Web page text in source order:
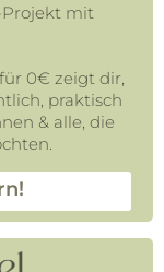
Projekt mit
0€ zeigt dir,
praktisch
& alle, die